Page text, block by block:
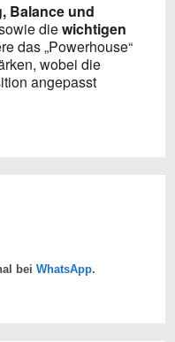
Balance und
diewichtigen
das „Powerhouse“
wobei die
angepasst
beiWhatsApp.